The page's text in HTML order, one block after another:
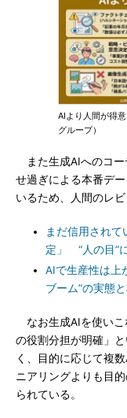
AIより人間が得
グループ）
また生成AIへのコー
せ過ぎによる本番デ
いるため、人間のレ
まだ信用され
定」 “人の目”
AIで生産性は上
ブーム”の実態
なお生成AIを使いこ
の役割分担が明確」
く、目的に応じて複
ニアリングよりも目
られている。